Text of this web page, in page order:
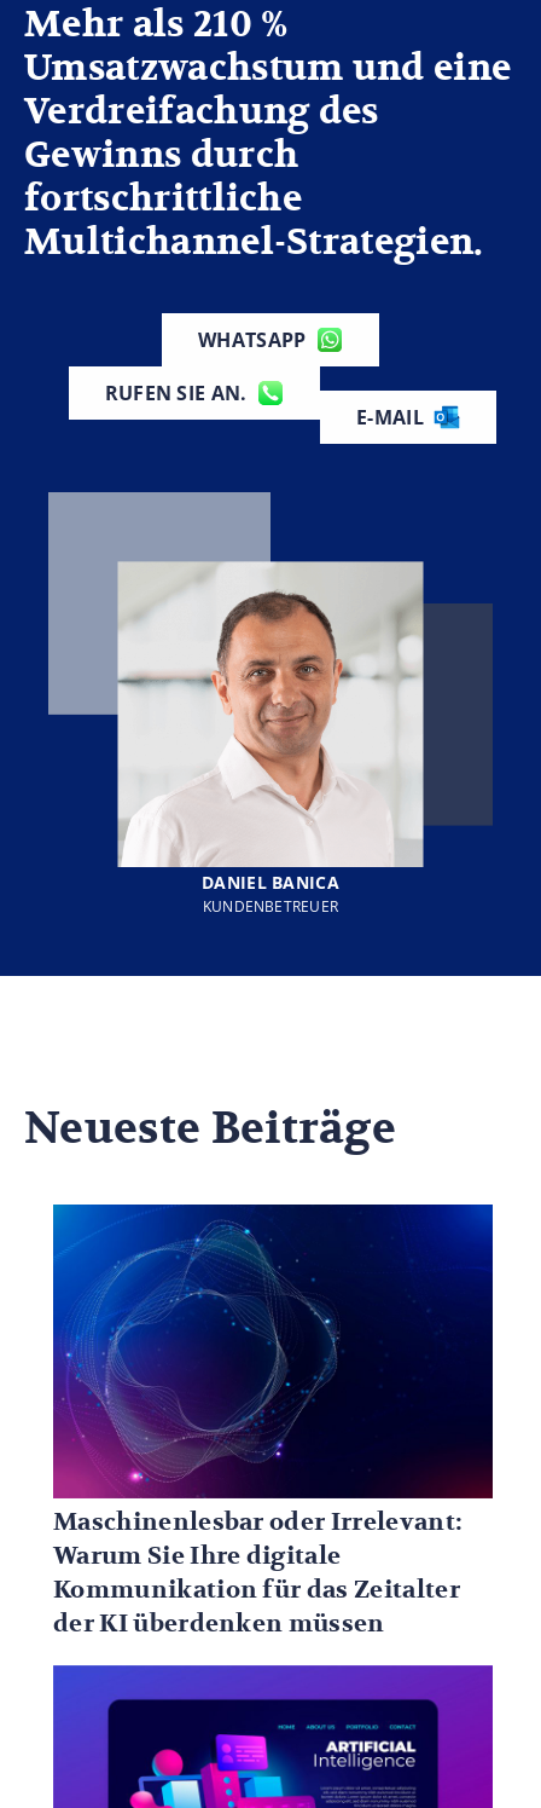
Mehr als 210 %
Umsatzwachstum und eine
Verdreifachung des
Gewinns durch
fortschrittliche
Multichannel-Strategien.
WHATSAPP
RUFEN SIE AN.
E-MAIL
DANIEL BANICA
KUNDENBETREUER
Neueste Beiträge
Maschinenlesbar oder Irrelevant:
Warum Sie Ihre digitale
Kommunikation für das Zeitalter
der KI überdenken müssen